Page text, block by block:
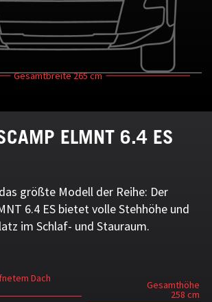
Gesamtbreite265 cm
ELMNT 6.4 ES
größte Modell der Reihe: Der
6.4 ES bietet volle Stehhöhe und
im Schlaf- und Stauraum.
Dach
Gesamthöhe
258 cm